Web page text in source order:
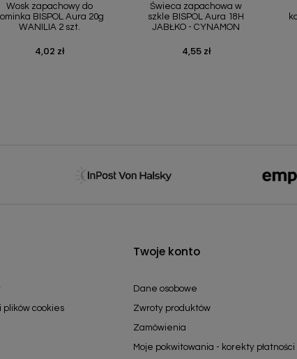
Wosk zapachowy do
BISPOL Aura 20g
WANILIA 2 szt.
Cena
4,02 zł
Świeca zapachowa w
szkle BISPOL Aura 18H
JABŁKO - CYNAMON
Cena
4,55 zł
plików cookies
Twoje konto
Dane osobowe
Zwroty produktów
Zamówienia
Moje pokwitowania - korekty płatności